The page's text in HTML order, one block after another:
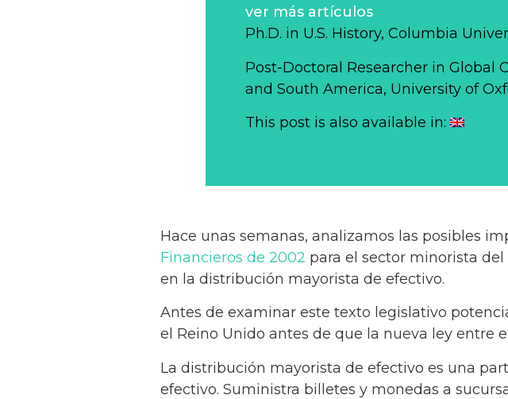
ver más artículos
Ph.D. in U.S. History, Columbia
Post-Doctoral Researcher in Global
and South America, University of
This post is also available in:
Hace unas semanas, analizamos las posibles
Financieros de 2002 para el sector minorista
en la distribución mayorista de efectivo.
Antes de examinar este texto legislativo
el Reino Unido antes de que la nueva ley entre
La distribución mayorista de efectivo es una
efectivo. Suministra billetes y monedas a